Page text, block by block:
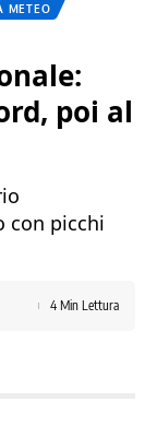
METEO
poi al
con picchi
4 Min Lettura